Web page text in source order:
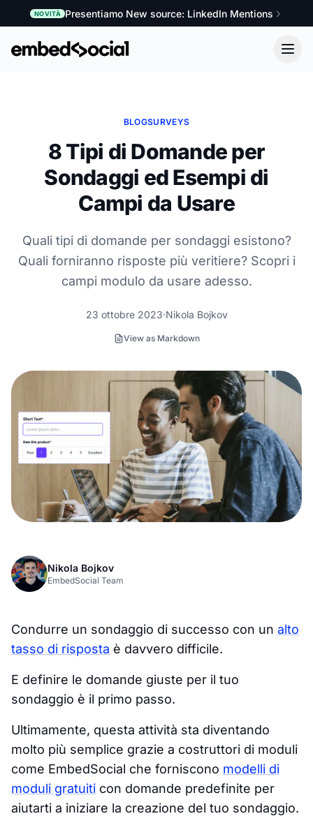
NOVITÀ Presentiamo New source: LinkedIn Mentions
BLOGSURVEYS
8 Tipi di Domande per
Sondaggi ed Esempi di
Campi da Usare
Quali tipi di domande per sondaggi esistono?
Quali forniranno risposte più veritiere? Scopri i
campi modulo da usare adesso.
23 ottobre 2023 Nikola Bojkov
View as Markdown
Nikola Bojkov
EmbedSocial Team
Condurre un sondaggio di successo con un alto
tasso di risposta è davvero difficile.
E definire le domande giuste per il tuo
sondaggio è il primo passo.
Ultimamente, questa attività sta diventando
molto più semplice grazie a costruttori di moduli
come EmbedSocial che forniscono modelli di
moduli gratuiti con domande predefinite per
aiutarti a iniziare la creazione del tuo sondaggio.